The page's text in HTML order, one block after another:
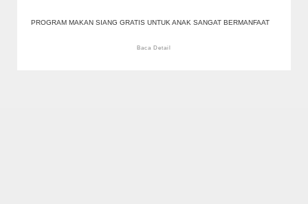
PROGRAM MAKAN SIANG GRATIS UNTUK ANAK SANGAT BERMANFAAT
Baca Detail